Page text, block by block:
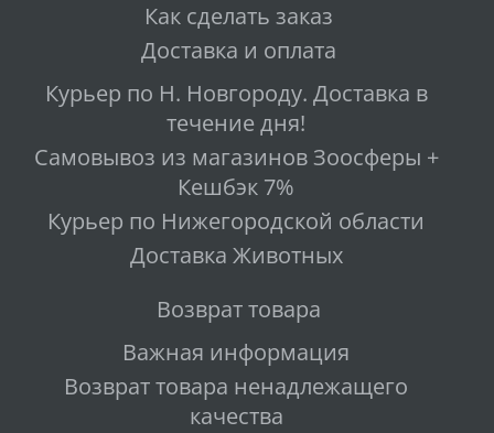
Как сделать заказ
Доставка и оплата
Курьер по Н. Новгороду. Доставка в
течение дня!
Самовывоз из магазинов Зоосферы +
Кешбэк 7%
Курьер по Нижегородской области
Доставка Животных
Возврат товара
Важная информация
Возврат товара ненадлежащего
качества